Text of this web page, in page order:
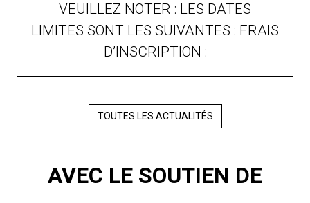
VEUILLEZ NOTER : LES DATES
LIMITES SONT LES SUIVANTES : FRAIS
D’INSCRIPTION :
TOUTES LES ACTUALITÉS
AVEC LE SOUTIEN DE